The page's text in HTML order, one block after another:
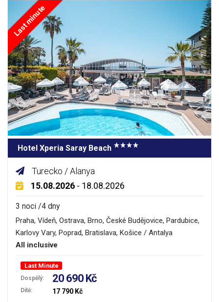
Last minute
Hotel Xperia Saray Beach
Turecko / Alanya
15.08.2026 - 18.08.2026
3 noci /4 dny
Praha, Vídeň, Ostrava, Brno, České Budějovice, Pardubice,
Karlovy Vary, Poprad, Bratislava, Košice / Antalya
All inclusive
Last Minute
Dospělý: 20 690 Kč
Dítě: 17 790 Kč